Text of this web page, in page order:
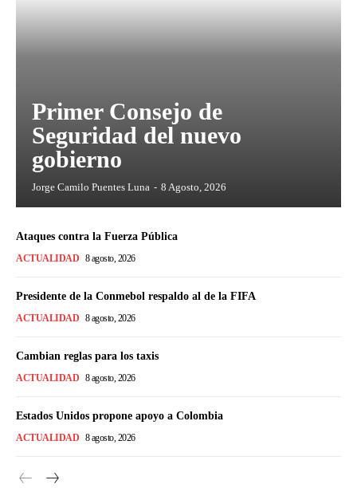
Primer Consejo de
Seguridad del nuevo
gobierno
Jorge Camilo Puentes Luna - 8 Agosto, 2026
Ataques contra la Fuerza Pública
ACTUALIDAD 8 agosto, 2026
Presidente de la Conmebol respaldo al de la FIFA
ACTUALIDAD 8 agosto, 2026
Cambian reglas para los taxis
ACTUALIDAD 8 agosto, 2026
Estados Unidos propone apoyo a Colombia
ACTUALIDAD 8 agosto, 2026